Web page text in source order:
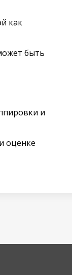
как
быть
и
оценке